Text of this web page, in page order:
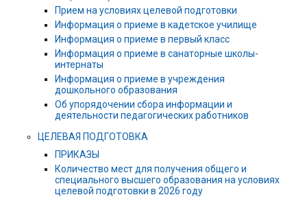
Прием на условиях целевой подготовки
Информация о приеме в кадетское училище
Информация о приеме в первый класс
Информация о приеме в санаторные школы-
интернаты
Информация о приеме в учреждения
дошкольного образования
Об упорядочении сбора информации и
деятельности педагогических работников
ЦЕЛЕВАЯ ПОДГОТОВКА
ПРИКАЗЫ
Количество мест для получения общего и
специального высшего образования на условиях
целевой подготовки в 2026 году